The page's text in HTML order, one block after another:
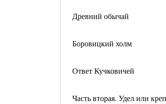
Древний обычай
Боровицкий холм
Ответ Кучковичей
Часть вторая. Удел или